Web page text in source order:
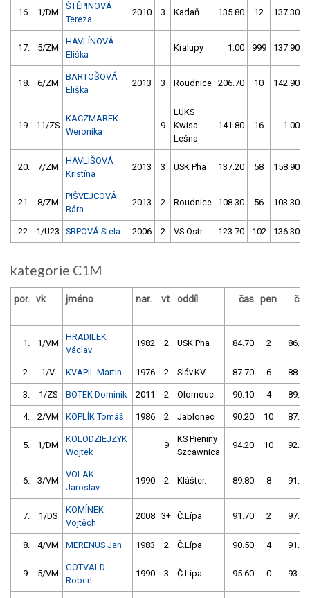
16. 1/DM
ŠTĚPINOVÁ
Tereza
2010 3 Kadaň 135.80 12 137.30
17. 5/ZM
HAVLÍNOVÁ
Eliška
Kralupy 1.00 999 137.90
18. 6/ZM
BARTOŠOVÁ
Eliška
2013 3 Roudnice 206.70 10 142.90
19. 11/ZS
KACZMAREK
Weronika
9
LUKS
Kwisa
Leśna
141.80 16 1.00
20. 7/ZM
HAVLIŠOVÁ
Kristína
2013 3 USK Pha 137.20 58 158.90
21. 8/ZM
PIŠVEJCOVÁ
Bára
2013 2 Roudnice 108.30 56 103.30
22. 1/U23 SRPOVÁ Stela 2006 2 VS Ostr. 123.70 102 136.30
kategorie C1M
por. vk jméno nar. vt oddíl čas pen čas
1. 1/VM
HRADILEK
Václav
1982 2 USK Pha 84.70 2 86.10
2. 1/V KVAPIL Martin 1976 2 Sláv.KV 87.70 6 88.00
3. 1/ZS BOTEK Dominik 2011 2 Olomouc 90.10 4 89.30
4. 2/VM KOPLÍK Tomáš 1986 2 Jablonec 90.20 10 87.50
5. 1/DM
KOLODZIEJZYK
Wojtek
9
KS Pieniny
Szcawnica
94.20 10 92.30
6. 3/VM
VOLÁK
Jaroslav
1990 2 Klášter. 89.80 8 91.50
7. 1/DS
KOMÍNEK
Vojtěch
2008 3+ Č.Lípa 91.70 2 97.40
8. 4/VM MERENUS Jan 1983 2 Č.Lípa 90.50 4 91.30
9. 5/VM
GOTVALD
Robert
1990 3 Č.Lípa 95.60 0 93.20